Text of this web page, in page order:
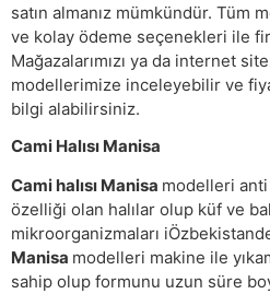
satın almanız mümkündür. Tüm
ve kolay ödeme seçenekleri ile
Mağazalarımızı ya da internet
modellerimize inceleyebilir ve
bilgi alabilirsiniz.
Cami Halısı Manisa
Cami halısı Manisa modelleri
özelliği olan halılar olup küf ve
mikroorganizmaları
Manisa modelleri makine ile
sahip olup formunu uzun süre